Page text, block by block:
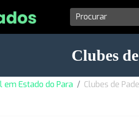
Clubes
em Estado do Para Clubes de